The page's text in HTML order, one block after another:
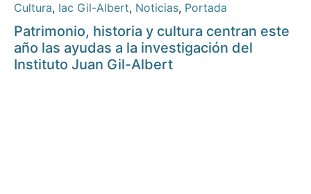
Cultura, Iac Gil-Albert, Noticias, Portada
Patrimonio, historia y cultura centran este
año las ayudas a la investigación del
Instituto Juan Gil-Albert